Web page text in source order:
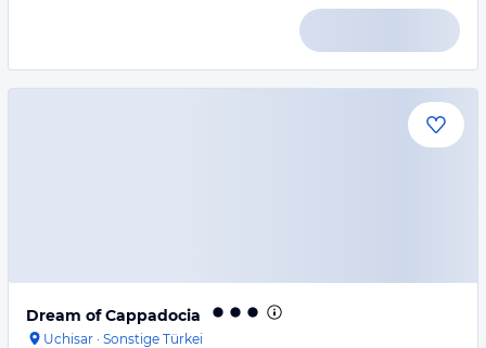
Dream of Cappadocia
Uchisar · Sonstige Türkei